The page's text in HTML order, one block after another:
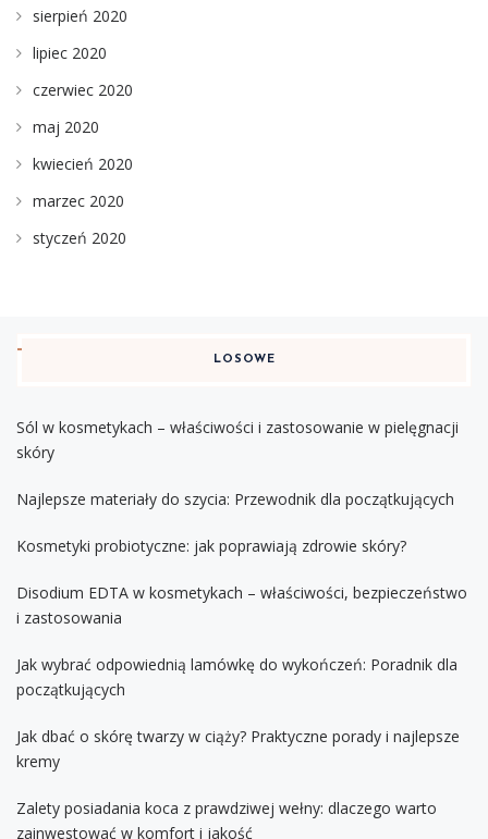
sierpień 2020
lipiec 2020
czerwiec 2020
maj 2020
kwiecień 2020
marzec 2020
styczeń 2020
LOSOWE
Sól w kosmetykach – właściwości i zastosowanie w pielęgnacji
skóry
Najlepsze materiały do szycia: Przewodnik dla początkujących
Kosmetyki probiotyczne: jak poprawiają zdrowie skóry?
Disodium EDTA w kosmetykach – właściwości, bezpieczeństwo
i zastosowania
Jak wybrać odpowiednią lamówkę do wykończeń: Poradnik dla
początkujących
Jak dbać o skórę twarzy w ciąży? Praktyczne porady i najlepsze
kremy
Zalety posiadania koca z prawdziwej wełny: dlaczego warto
zainwestować w komfort i jakość